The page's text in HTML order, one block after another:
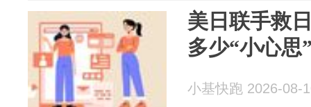
美日联手救
多少“小心思
小基快跑 2026-08-